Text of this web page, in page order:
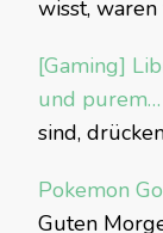
wisst,
[Gaming]
und purem…
sind,
Pokemon
Guten